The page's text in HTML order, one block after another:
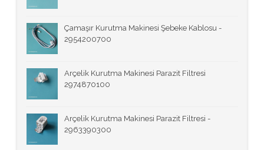
Çamaşır Kurutma Makinesi Şebeke Kablosu -
2954200700
Arçelik Kurutma Makinesi Parazit Filtresi
2974870100
Arçelik Kurutma Makinesi Parazit Filtresi -
2963390300